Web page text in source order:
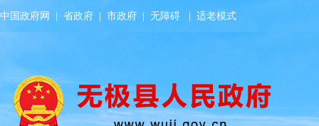
中国政府网 省政府 市政府 无障碍 适老模式